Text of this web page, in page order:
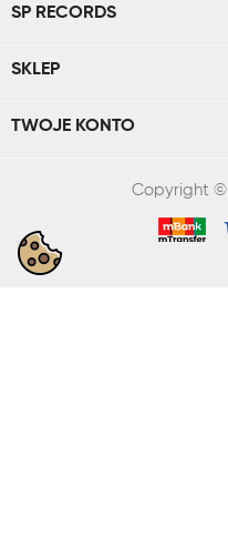
SP RECORDS
SKLEP
TWOJE KONTO
Copyright ©